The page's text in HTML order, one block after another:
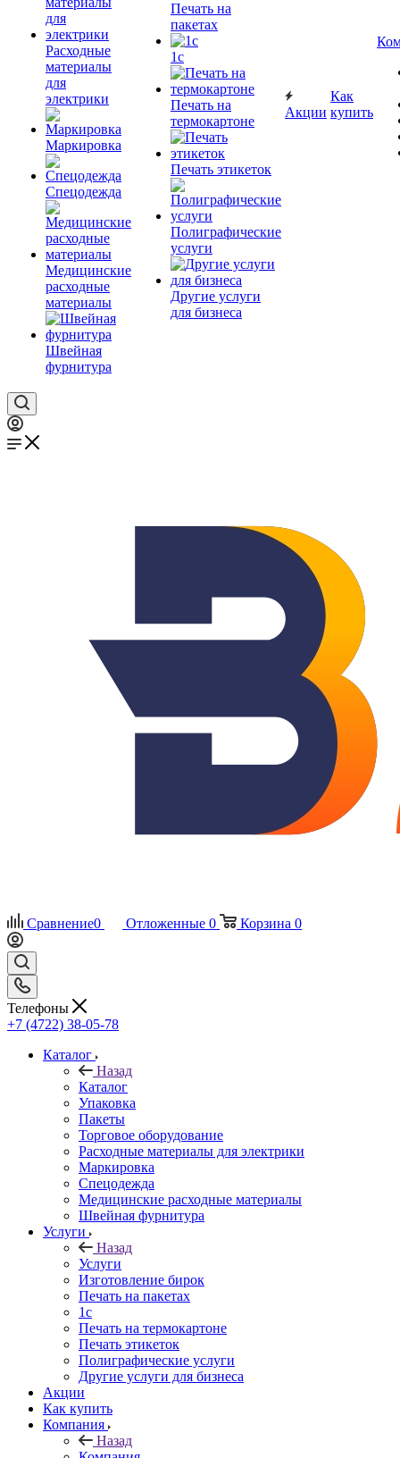
Расходные
материалы
для
электрики
Маркировка
Спецодежда
Медицинские
расходные
материалы
Швейная
фурнитура
Печать на
пакетах
1c
Печать на
термокартоне
Печать этикеток
Полиграфические
услуги
Другие услуги
для бизнеса
Акции
Как
купить
Сравнение0 Отложенные 0 Корзина 0
Телефоны
+7 (4722) 38-05-78
Каталог
Назад
Каталог
Упаковка
Пакеты
Торговое оборудование
Расходные материалы для электрики
Маркировка
Спецодежда
Медицинские расходные материалы
Швейная фурнитура
Услуги
Назад
Услуги
Изготовление бирок
Печать на пакетах
1c
Печать на термокартоне
Печать этикеток
Полиграфические услуги
Другие услуги для бизнеса
Акции
Как купить
Компания
Назад